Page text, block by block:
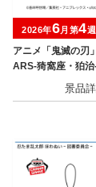
アニメ「鬼滅の刃
ARS-猗窩座・狛治
2026年6月第4